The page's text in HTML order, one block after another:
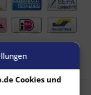
Cookies und